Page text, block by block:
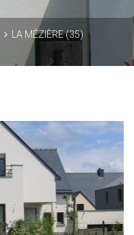
LA MÉZIÈRE (35)